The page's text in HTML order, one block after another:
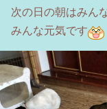
次の日の朝はみん
みんな元気です